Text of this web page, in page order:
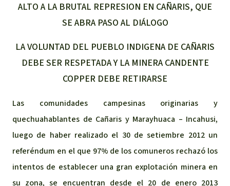
ALTO A LA BRUTAL REPRESION EN CAÑARIS, QUE
SE ABRA PASO AL DIÁLOGO
LA VOLUNTAD DEL PUEBLO INDIGENA DE CAÑARIS
DEBE SER RESPETADA Y LA MINERA CANDENTE
COPPER DEBE RETIRARSE
Las comunidades campesinas originarias y
quechuahablantes de Cañaris y Marayhuaca – Incahusi,
luego de haber realizado el 30 de setiembre 2012 un
referéndum en el que 97% de los comuneros rechazó los
intentos de establecer una gran explotación minera en
su zona, se encuentran desde el 20 de enero 2013